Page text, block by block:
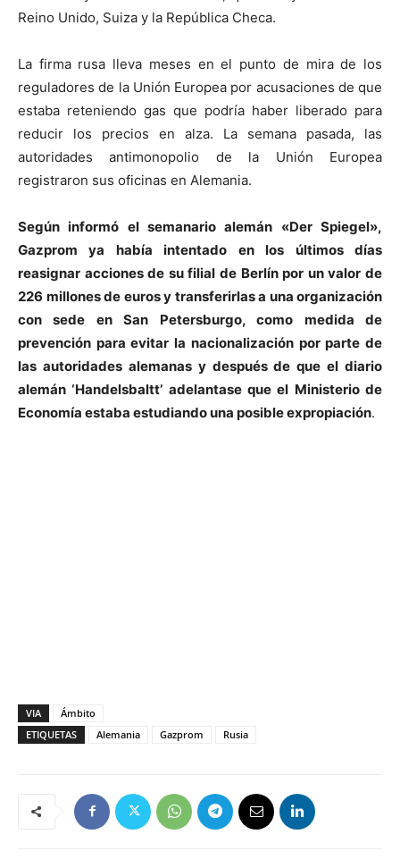
Reino Unido, Suiza y la República Checa.
La firma rusa lleva meses en el punto de mira de los
reguladores de la Unión Europea por acusaciones de que
estaba reteniendo gas que podría haber liberado para
reducir los precios en alza. La semana pasada, las
autoridades antimonopolio de la Unión Europea
registraron sus oficinas en Alemania.
Según informó el semanario alemán «Der Spiegel»,
Gazprom ya había intentado en los últimos días
reasignar acciones de su filial de Berlín por un valor de
226 millones de euros y transferirlas a una organización
con sede en San Petersburgo, como medida de
prevención para evitar la nacionalización por parte de
las autoridades alemanas y después de que el diario
alemán ‘Handelsbaltt’ adelantase que el Ministerio de
Economía estaba estudiando una posible expropiación.
VIA
Ámbito
ETIQUETAS
Alemania Gazprom Rusia